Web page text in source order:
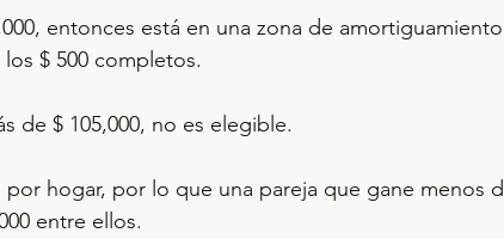
entonces está en una zona de
$ 500 completos.
de $ 105,000, no es elegible.
hogar, por lo que una pareja que gane menos
entre ellos.